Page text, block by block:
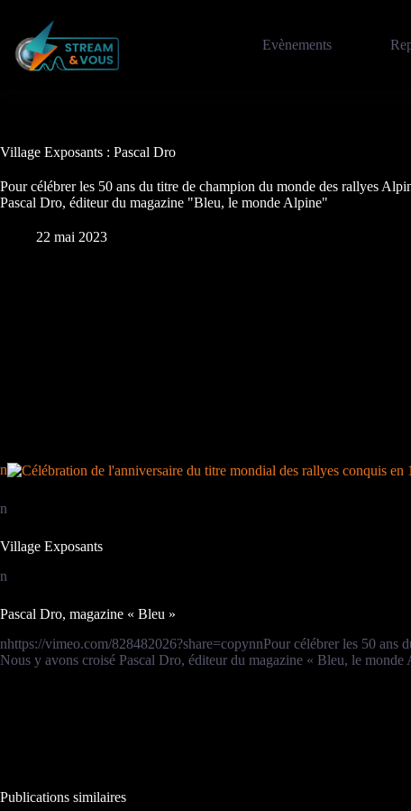
contenu
Evènements
Village Exposants : Pascal Dro
Pour célébrer les 50 ans du titre de champion du monde des rallyes
Pascal Dro, éditeur du magazine "Bleu, le monde Alpine"
22 mai 2023
n
n
Village Exposants
n
Pascal Dro, magazine « Bleu »
nhttps://vimeo.com/828482026?share=copynnPour célébrer les 50 ans
Nous y avons croisé Pascal Dro, éditeur du magazine « Bleu, le monde
Publications similaires